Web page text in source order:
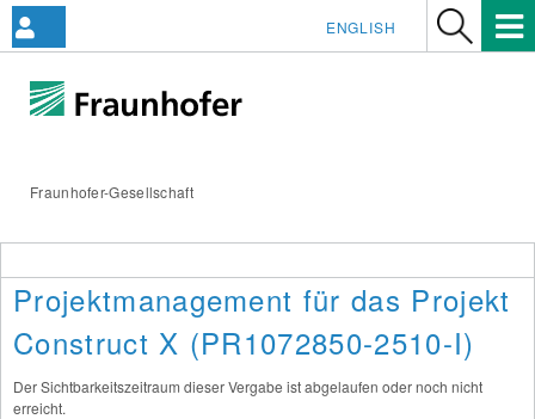
Fraunhofer-Gesellschaft
ENGLISH
Projektmanagement für das Projekt
Construct X (PR1072850-2510-I)
Der Sichtbarkeitszeitraum dieser Vergabe ist abgelaufen oder noch nicht
erreicht.